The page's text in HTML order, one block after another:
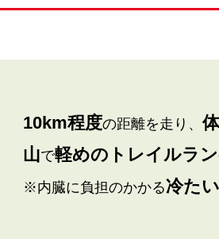
10km程度の距離を走り、
山で軽めのトレイルラン
※内臓に負担のかかる冷た